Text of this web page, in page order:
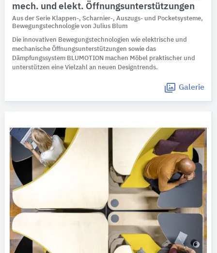
mech. und elekt. Öffnungsunterstützungen
Aus der Serie Klappen-, Scharnier-, Auszugs- und Pocketsysteme,
Bewegungstechnologie von Julius Blum
Die innovativen Bewegungstechnologien wie elektrische und
mechanische Öffnungsunterstützungen sowie das
Dämpfungssystem BLUMOTION machen Möbel praktischer und
unterstützen eine Vielzahl an neuen Designtrends.
Galerie